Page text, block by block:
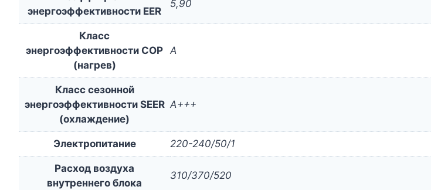
энергоэффективности EER
5,90
Класс
энергоэффективности COP
(нагрев)
A
Класс сезонной
энергоэффективности SEER
(охлаждение)
A+++
Электропитание 220-240/50/1
Расход воздуха
внутреннего блока
310/370/520